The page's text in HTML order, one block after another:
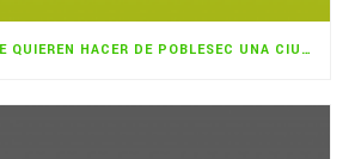
LOS VECINOS QUE QUIEREN HACER DE POBLESEC UNA CIUDAD COMESTIBLE